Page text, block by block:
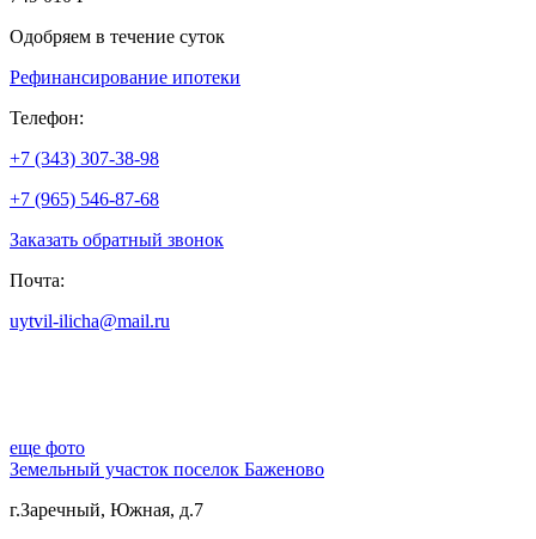
Одобряем в течение суток
Рефинансирование ипотеки
Телефон:
+7 (343) 307-38-98
+7 (965) 546-87-68
Заказать обратный звонок
Почта:
uytvil-ilicha@mail.ru
еще фото
Земельный участок поселок Баженово
г.Заречный, Южная, д.7